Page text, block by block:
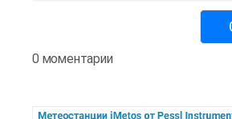
0 моментарии